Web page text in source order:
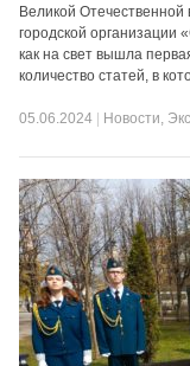
Великой
городской организации
как на свет вышла
количество статей, в
05.06.2024 Новости,